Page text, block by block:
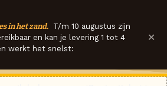
in het zand. T/m 10 augustus zijn
en kan je levering 1 tot 4
werkt het snelst:
×